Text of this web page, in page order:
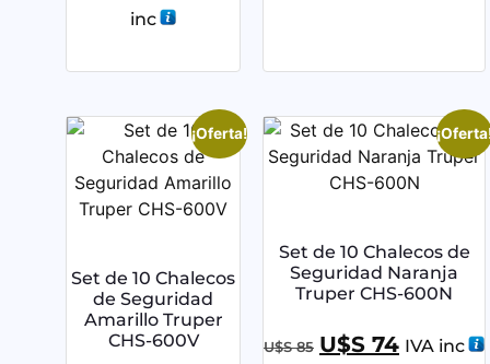
inc
¡Oferta!
Set de 10 Chalecos
de Seguridad
Amarillo Truper
CHS-600V
Set de 10 Chalecos de
Seguridad Naranja
Truper CHS-600N
U$S85 U$S 74 IVA inc